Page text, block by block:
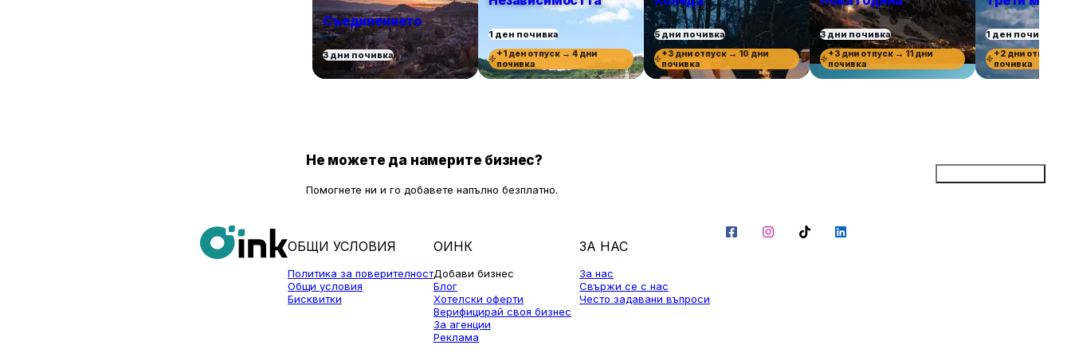
Съединението
3 дни почивка
1 ден почивка
+1 ден отпуск → 4 дни
почивка
5 дни почивка
+3 дни отпуск → 10 дни
почивка
3 дни почивка
+3 дни отпуск → 11 дни
почивка
1 ден почивка
+2 дни отпуск →
почивка
Не можете да намерите бизнес?
Помогнете ни и го добавете напълно безплатно.
ОБЩИ УСЛОВИЯ
Политика за поверителност
Общи условия
Бисквитки
ОИНК
Добави бизнес
Блог
Хотелски оферти
Верифицирай своя бизнес
За агенции
Реклама
ЗА НАС
За нас
Свържи се с нас
Често задавани въпроси